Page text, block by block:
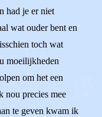
had je er niet
wat ouder bent en
toch wat
moeilijkheden
om het een
nou precies mee
te geven kwam ik